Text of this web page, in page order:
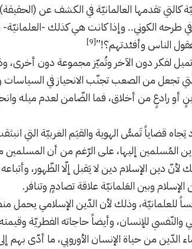
كالتي تقدمها العالمانيّة في الكشف عن
الكوني.. وإذا كانت هي كذلك -العلمانيّة-
الناس وأفئدتهم؟!”[9]
تميل لفكر دون الآخر وتُميّز مجموعة دون أخرى،
تجعل من الصعب تجنّب الانحياز في
أو رادعٍ من أخلاق، فما الضّامن لعدم ميله
قضاياً تَمسُّ الهوية والقيَم الغربيّة التي
المُسلمين إليها، على الرّغم من أن المسلمين
دين الإسلام دين لا يَقبل إلّا الظّهور،
وبين العَلمانيّة علاقة تصادمٍ وتنافر.
للعلمانيّة، وذلك لأن الدّين الإسلامي يحمل
للإنسان، وأيضاً حاجاته الفطريّة
الدّين من حياة الإنسان الأوروبي، ما أدّى بهم